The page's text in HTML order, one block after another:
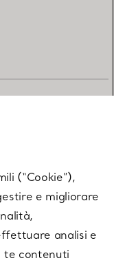
(“Cookie”),
e migliorare
analisi e
te contenuti